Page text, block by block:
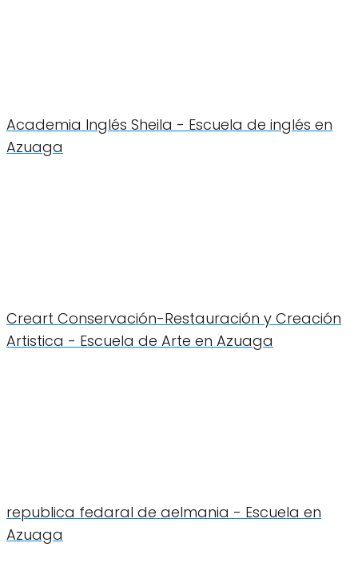
Academia Inglés Sheila - Escuela de inglés en
Azuaga
Creart Conservación-Restauración y Creación
Artistica - Escuela de Arte en Azuaga
republica fedaral de aelmania - Escuela en
Azuaga